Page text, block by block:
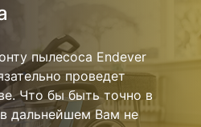
пылесоса Endever
проведет
Что бы быть точно в
дальнейшем Вам не